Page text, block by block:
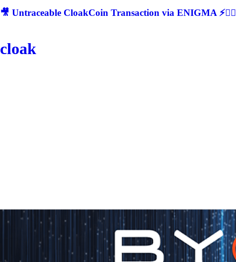
🎥 Untraceable CloakCoin Transaction via ENIGMA ⚡🕵‍♂
cloak